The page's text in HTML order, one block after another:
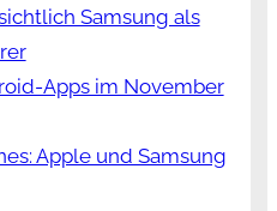
Samsung als
Apps im November
Apple und Samsung